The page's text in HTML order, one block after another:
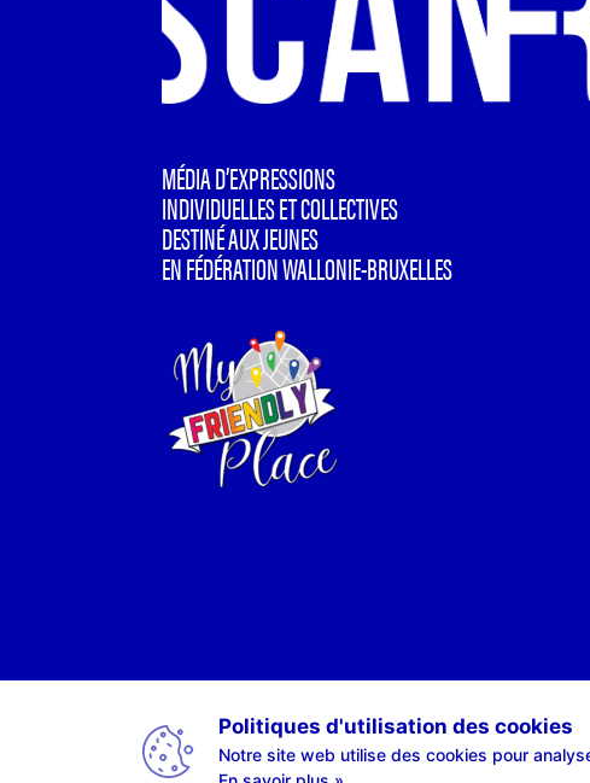
MÉDIA D’EXPRESSIONS
INDIVIDUELLES ET COLLECTIVES
DESTINÉ AUX JEUNES
EN FÉDÉRATION WALLONIE-BRUXELLES
Politiques d'utilisation des cookies
Notre site web utilise des cookies pour